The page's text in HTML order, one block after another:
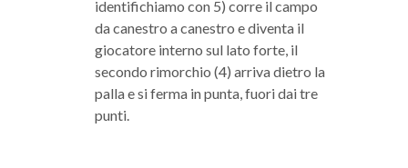
identifichiamo con 5) corre il campo
da canestro a canestro e diventa il
giocatore interno sul lato forte, il
secondo rimorchio (4) arriva dietro la
palla e si ferma in punta, fuori dai tre
punti.